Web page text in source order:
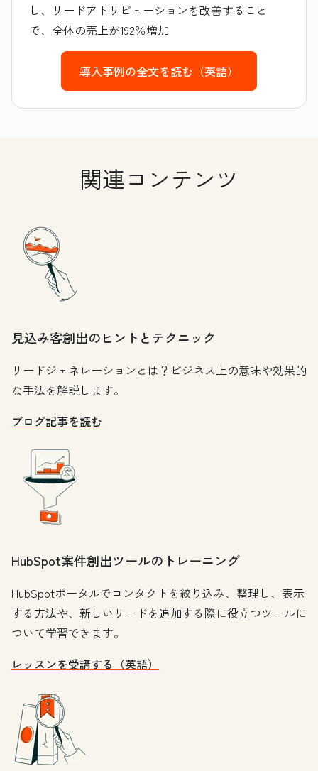
し、リードアトリビューションを改善すること
で、全体の売上が192％増加
導入事例の全文を読む（英語）
関連コンテンツ
見込み客創出のヒントとテクニック
リードジェネレーションとは？ビジネス上の意味や効果的
な手法を解説します。
ブログ記事を読む
HubSpot案件創出ツールのトレーニング
HubSpotポータルでコンタクトを絞り込み、整理し、表示
する方法や、新しいリードを追加する際に役立つツールに
ついて学習できます。
レッスンを受講する（英語）